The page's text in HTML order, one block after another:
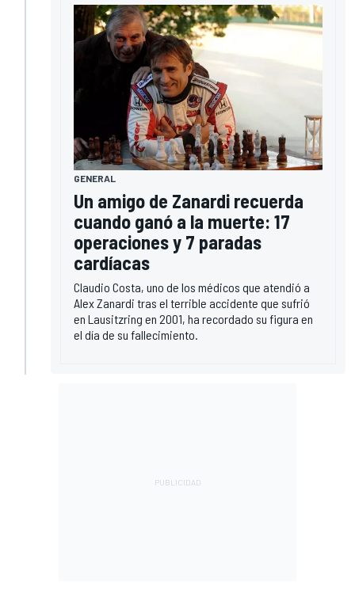
GENERAL
Un amigo de Zanardi recuerda
cuando ganó a la muerte: 17
operaciones y 7 paradas
cardíacas
Claudio Costa, uno de los médicos que atendió a
Alex Zanardi tras el terrible accidente que sufrió
en Lausitzring en 2001, ha recordado su figura en
el día de su fallecimiento.